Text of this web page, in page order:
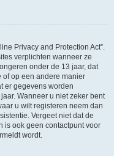
Privacy and Protection Act”.
verplichten wanneer ze
onder de 13 jaar, dat
of op een andere manier
er gegevens worden
Wanneer u niet zeker bent
u wilt registeren neem dan
Vergeet niet dat de
is ook geen contactpunt voor
wordt.